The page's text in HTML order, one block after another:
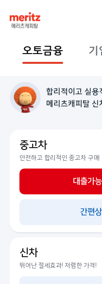
오토금융 기
합리적이고 실용
메리츠캐피탈
중고차
안전하고 합리적인 중고차 구매
대출가
간편
신차
뛰어난 절세효과! 저렴한 가격!